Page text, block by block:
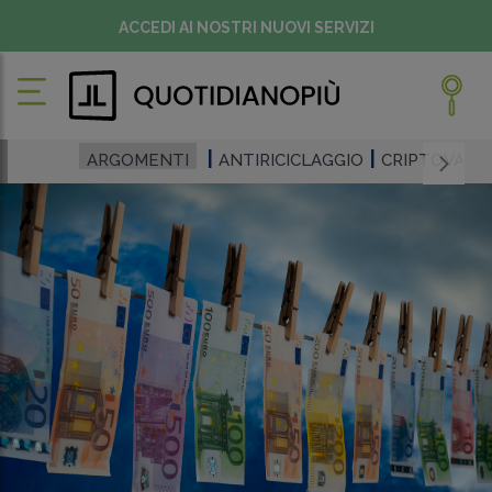
ACCEDI AI NOSTRI NUOVI SERVIZI
ARGOMENTI ANTIRICICLAGGIO